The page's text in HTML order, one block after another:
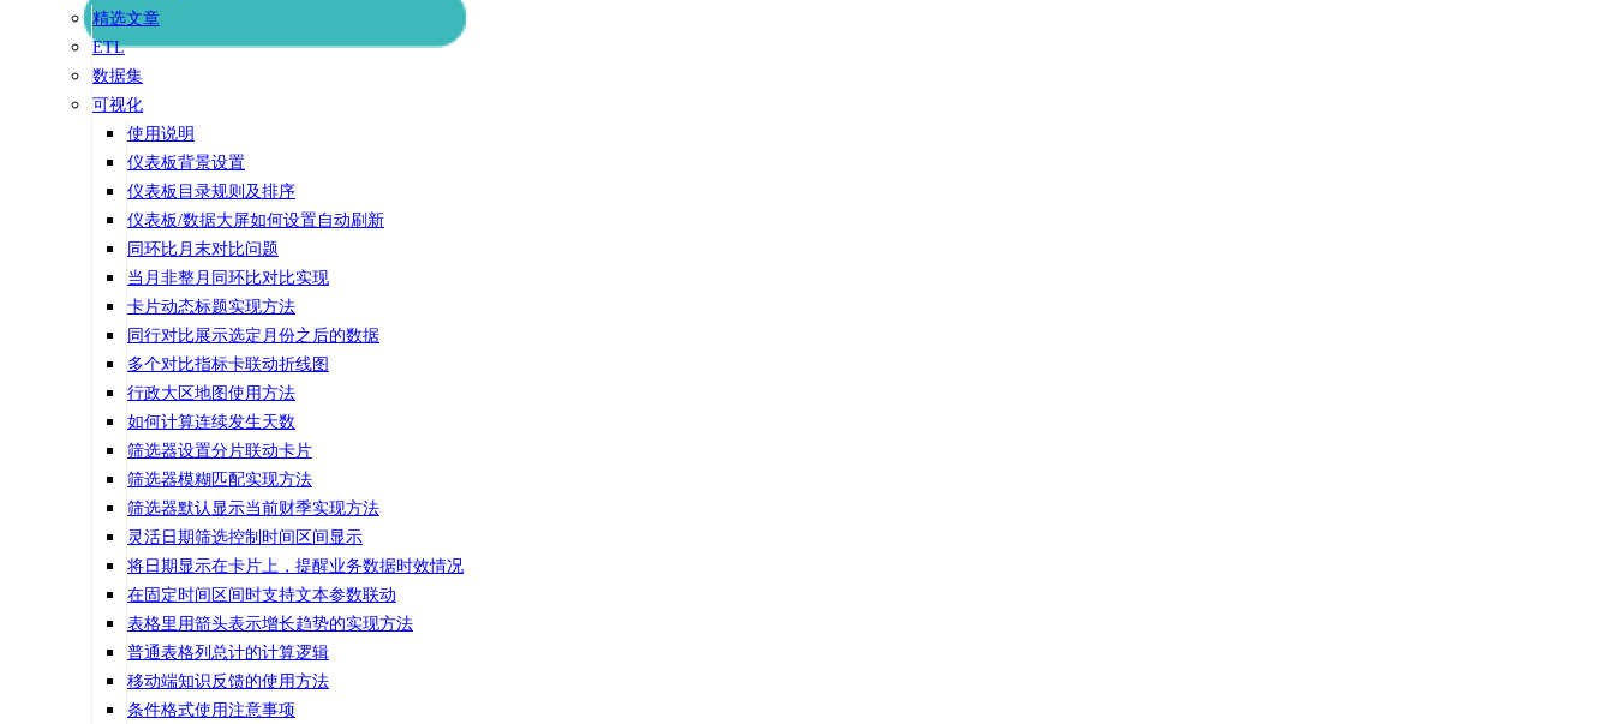
精选文章
ETL
数据集
可视化
使用说明
仪表板背景设置
仪表板目录规则及排序
仪表板/数据大屏如何设置自动刷新
同环比月末对比问题
当月非整月同环比对比实现
卡片动态标题实现方法
同行对比展示选定月份之后的数据
多个对比指标卡联动折线图
行政大区地图使用方法
如何计算连续发生天数
筛选器设置分片联动卡片
筛选器模糊匹配实现方法
筛选器默认显示当前财季实现方法
灵活日期筛选控制时间区间显示
将日期显示在卡片上，提醒业务数据时效情况
在固定时间区间时支持文本参数联动
表格里用箭头表示增长趋势的实现方法
普通表格列总计的计算逻辑
移动端知识反馈的使用方法
条件格式使用注意事项